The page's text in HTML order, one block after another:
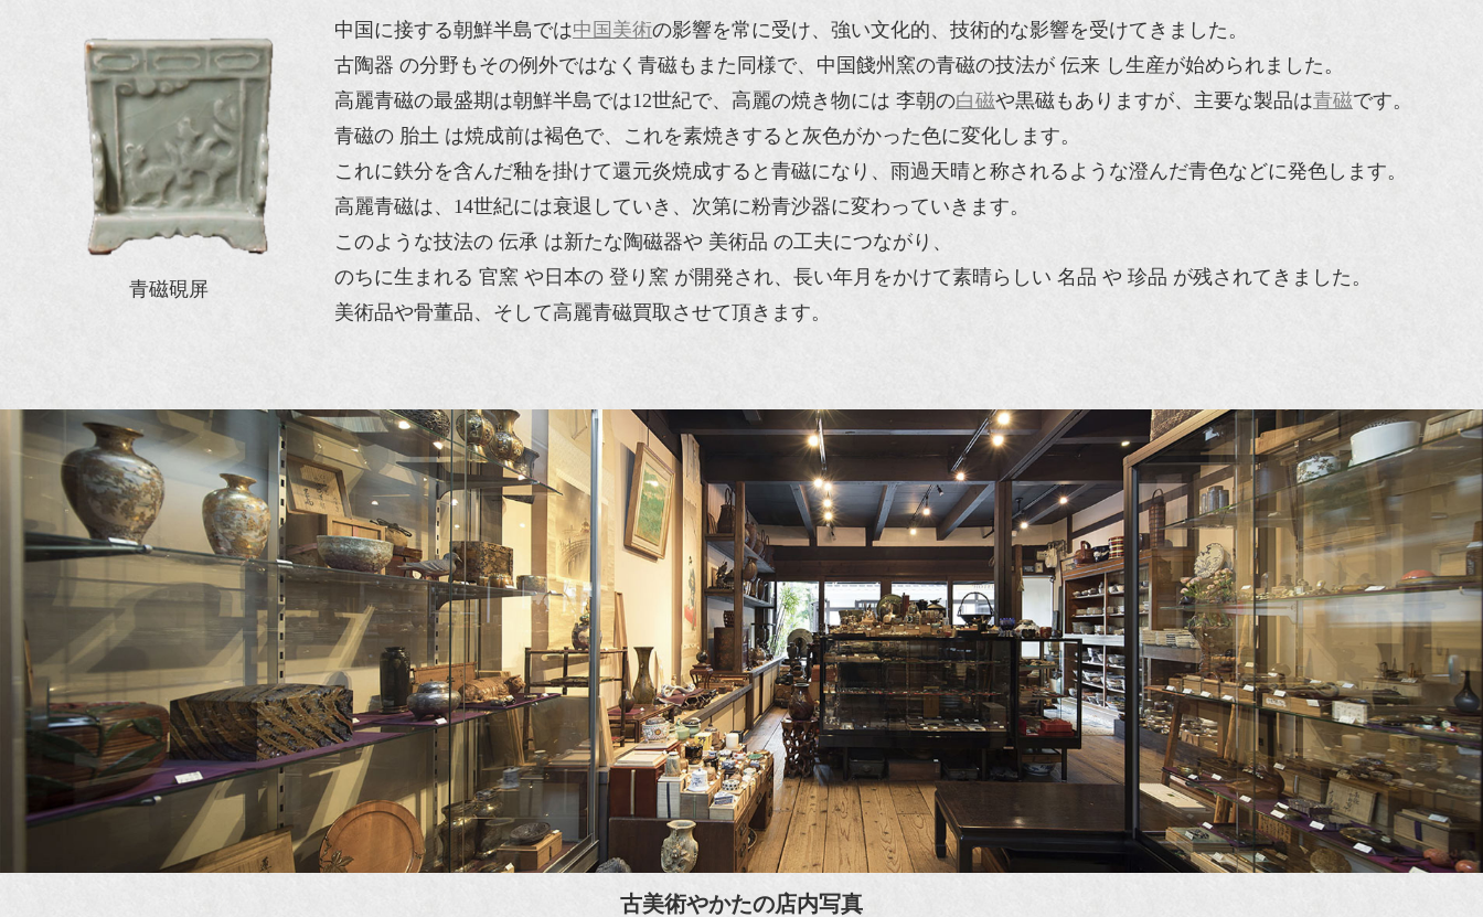
青磁硯屏
中国に接する朝鮮半島では中国美術の影響を常に受け、強い文化的、技術的な影響を受けてきました。
古陶器 の分野もその例外ではなく青磁もまた同様で、中国餞州窯の青磁の技法が 伝来 し生産が始められました。
高麗青磁の最盛期は朝鮮半島では12世紀で、高麗の焼き物には 李朝の白磁や黒磁もありますが、主要な製品は青磁です。
青磁の 胎土 は焼成前は褐色で、これを素焼きすると灰色がかった色に変化します。
これに鉄分を含んだ釉を掛けて還元炎焼成すると青磁になり、雨過天晴と称されるような澄んだ青色などに発色します。
高麗青磁は、14世紀には衰退していき、次第に粉青沙器に変わっていきます。
このような技法の 伝承 は新たな陶磁器や 美術品 の工夫につながり、
のちに生まれる 官窯 や日本の 登り窯 が開発され、長い年月をかけて素晴らしい 名品 や 珍品 が残されてきました。
美術品や骨董品、そして高麗青磁買取させて頂きます。
古美術やかたの店内写真